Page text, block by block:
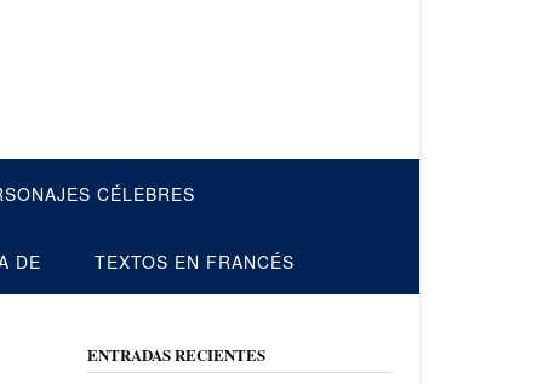
CÉLEBRES
DE TEXTOS EN FRANCÉS
ENTRADAS RECIENTES